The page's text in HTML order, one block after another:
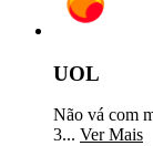
UOL
Não vá com
3... Ver Mais